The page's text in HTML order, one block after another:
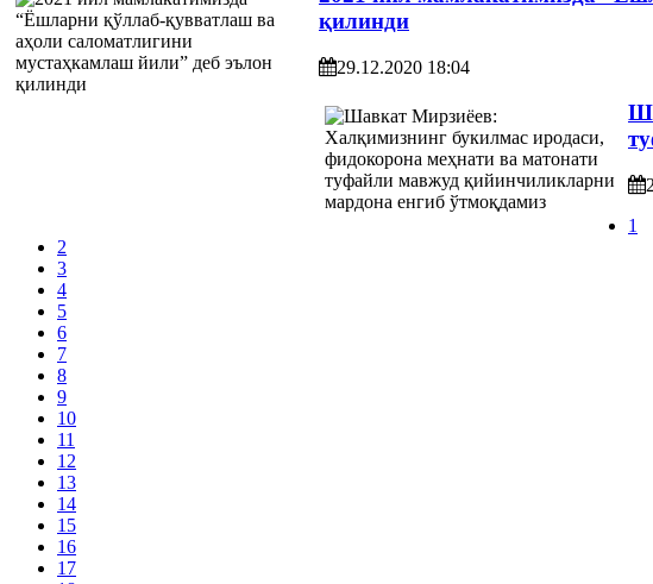
қилинди
29.12.2020 18:04
1
2
3
4
5
6
7
8
9
10
11
12
13
14
15
16
17